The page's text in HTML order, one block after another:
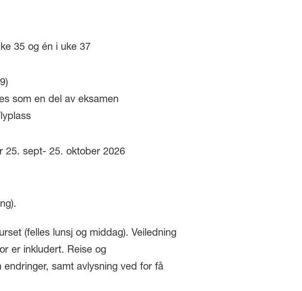
35 og én i uke 37
som en del av eksamen
25. sept- 25. oktober 2026
(felles lunsj og middag). Veiledning
er inkludert. Reise og
samt avlysning ved for få